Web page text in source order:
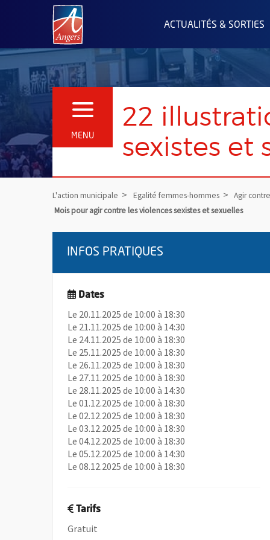
Angers.fr : Retour à l'accueil
ACTUALITÉS & SORTIES
MENU
OUVRIR LE MENU
22
sexistes et
L'action municipale Egalité femmes-hommes
Agir
Mois pour agir contre les violences sexistes et sexuelles
INFOS PRATIQUES
Dates
Le 20.11.2025 de 10:00 à 18:30
Le 21.11.2025 de 10:00 à 14:30
Le 24.11.2025 de 10:00 à 18:30
Le 25.11.2025 de 10:00 à 18:30
Le 26.11.2025 de 10:00 à 18:30
Le 27.11.2025 de 10:00 à 18:30
Le 28.11.2025 de 10:00 à 14:30
Le 01.12.2025 de 10:00 à 18:30
Le 02.12.2025 de 10:00 à 18:30
Le 03.12.2025 de 10:00 à 18:30
Le 04.12.2025 de 10:00 à 18:30
Le 05.12.2025 de 10:00 à 14:30
Le 08.12.2025 de 10:00 à 18:30
Tarifs
Gratuit